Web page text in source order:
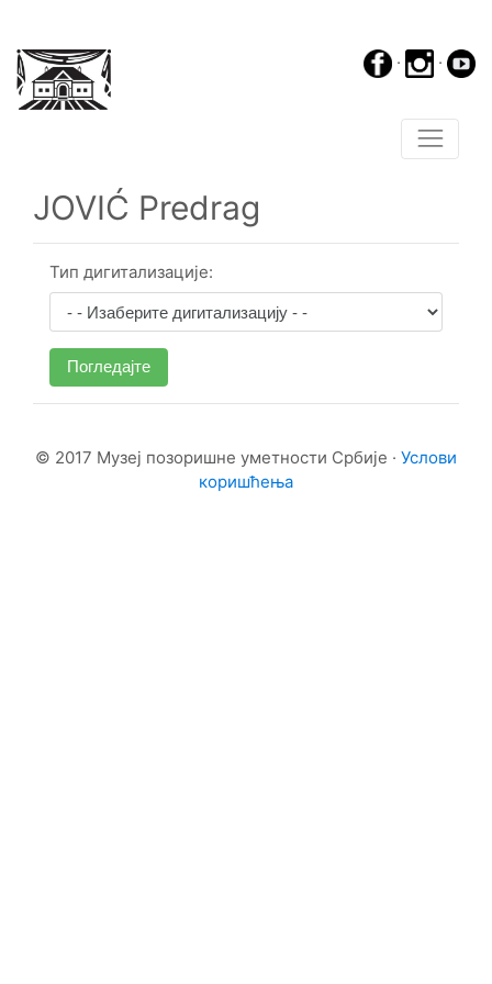
· ·
JOVIĆ Predrag
Тип дигитализације:
Погледајте
© 2017 Музеј позоришне уметности Србије · Услови
коришћења